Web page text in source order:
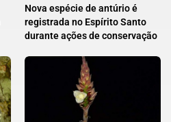
Nova espécie de antúrio é
registrada no Espírito Santo
durante ações de conservação